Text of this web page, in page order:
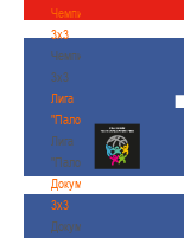
Чемпионат
3х3
Чемпионат
3х3
Лига
"Палова"
Лига
"Палова"
Документы
3х3
Документы